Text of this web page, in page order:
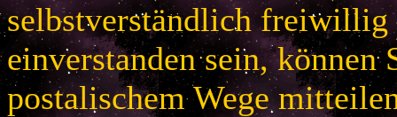
selbstverständlich
einverstanden sein, können
postalischem Wege